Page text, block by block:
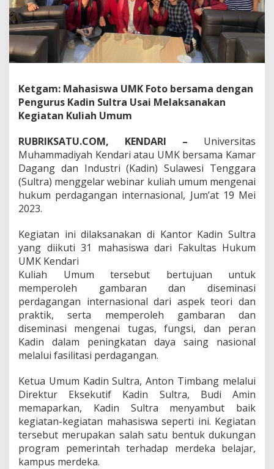
u
m
d
i
a
t
o
K
d
n
S
u
l
Ketgam: Mahasiswa UMK Foto bersama dengan
Pengurus Kadin Sultra Usai Melaksanakan
Kegiatan Kuliah Umum
RUBRIKSATU.COM, KENDARI – Universitas
Muhammadiyah Kendari atau UMK bersama Kamar
Dagang dan Industri (Kadin) Sulawesi Tenggara
(Sultra) menggelar webinar kuliah umum mengenai
hukum perdagangan internasional, Jum’at 19 Mei
2023.
Kegiatan ini dilaksanakan di Kantor Kadin Sultra
yang diikuti 31 mahasiswa dari Fakultas Hukum
UMK Kendari
Kuliah Umum tersebut bertujuan untuk
memperoleh gambaran dan diseminasi
perdagangan internasional dari aspek teori dan
praktik, serta memperoleh gambaran dan
diseminasi mengenai tugas, fungsi, dan peran
Kadin dalam peningkatan daya saing nasional
melalui fasilitasi perdagangan.
Ketua Umum Kadin Sultra, Anton Timbang melalui
Direktur Eksekutif Kadin Sultra, Budi Amin
memaparkan, Kadin Sultra menyambut baik
kegiatan-kegiatan mahasiswa seperti ini. Kegiatan
tersebut merupakan salah satu bentuk dukungan
program pemerintah terhadap merdeka belajar,
kampus merdeka.